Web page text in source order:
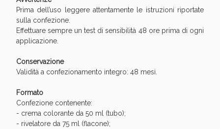
Prima dell’uso leggere attentamente le istruzioni riportate
sulla confezione.
Effettuare sempre un test di sensibilità 48 ore prima di ogni
applicazione.
Conservazione
Validità a confezionamento integro: 48 mesi.
Formato
Confezione contenente:
- crema colorante da 50 ml (tubo);
- rivelatore da 75 ml (flacone);